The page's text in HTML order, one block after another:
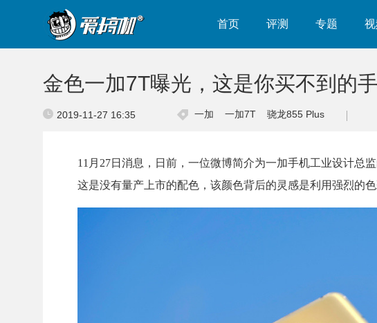
首页 评测 专题
金色一加7T曝光，这是你买不到的
2019-11-27 16:35 一加 一加7T 骁龙855 Plus
11月27日消息，日前，一位微博简介为一加手机工业设计总
这是没有量产上市的配色，该颜色背后的灵感是利用强烈的